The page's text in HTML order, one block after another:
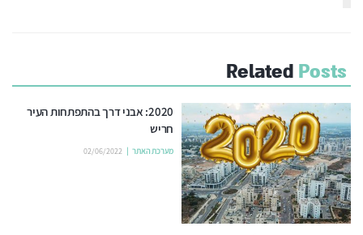
Related Posts
2020: אבני דרך בהתפתחות העיר
חריש
מערכת האתר 02/06/2022